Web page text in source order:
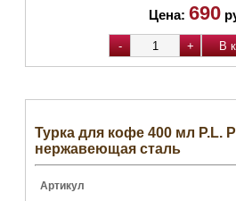
Цена: 690
Турка для кофе 400 мл P.L.
нержавеющая сталь
Артикул